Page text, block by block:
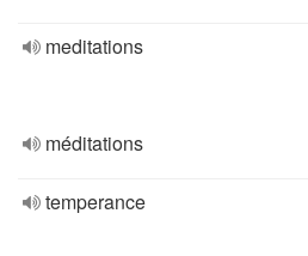
meditations
méditations
temperance